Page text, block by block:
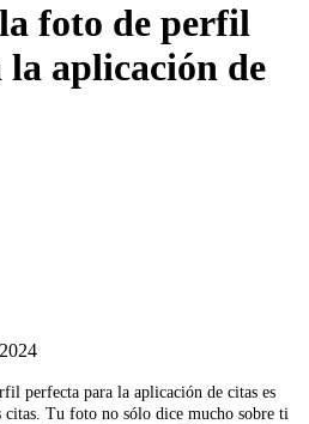
foto de perfil
aplicación de
perfecta para la aplicación de citas es
citas. Tu foto no sólo dice mucho sobre ti